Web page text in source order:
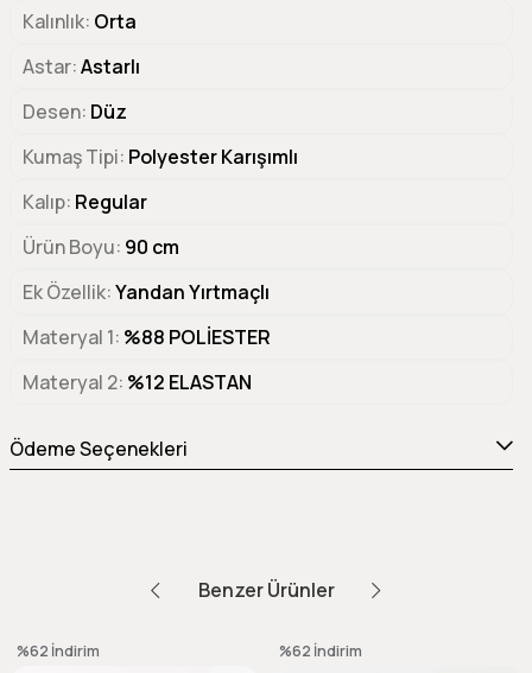
Kalınlık Orta
Astar Astarlı
Desen Düz
Kumaş Tipi Polyester Karışımlı
Kalıp Regular
Ürün Boyu 90 cm
Ek Özellik Yandan Yırtmaçlı
Materyal 1 %88 POLİESTER
Materyal 2 %12 ELASTAN
Ödeme Seçenekleri
Benzer Ürünler
%62 İndirim %62 İndirim